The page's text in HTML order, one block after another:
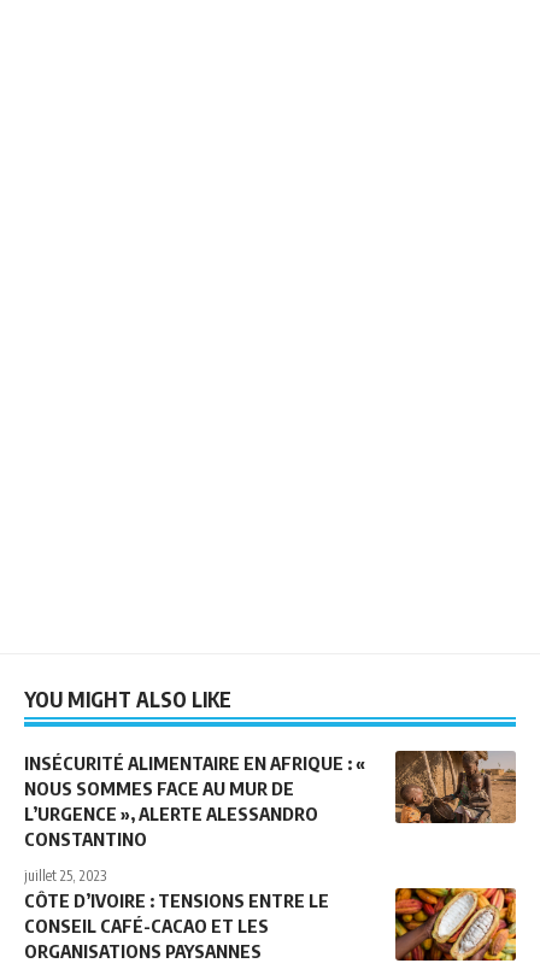
YOU MIGHT ALSO LIKE
INSÉCURITÉ ALIMENTAIRE EN AFRIQUE : «
NOUS SOMMES FACE AU MUR DE
L’URGENCE », ALERTE ALESSANDRO
CONSTANTINO
juillet 25, 2023
CÔTE D’IVOIRE : TENSIONS ENTRE LE
CONSEIL CAFÉ-CACAO ET LES
ORGANISATIONS PAYSANNES